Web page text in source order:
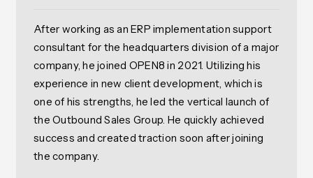
After working as an ERP implementation support
consultant for the headquarters division of a major
company, he joined OPEN8 in 2021. Utilizing his
experience in new client development, which is
one of his strengths, he led the vertical launch of
the Outbound Sales Group. He quickly achieved
success and created traction soon after joining
the company.